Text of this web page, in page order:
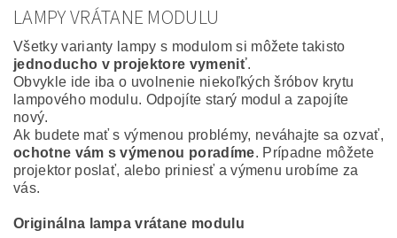
LAMPY VRÁTANE MODULU
Všetky varianty lampy s modulom si môžete takisto
jednoducho v projektore vymeniť.
Obvykle ide iba o uvolnenie niekoľkých šróbov krytu
lampového modulu. Odpojíte starý modul a zapojíte
nový.
Ak budete mať s výmenou problémy, neváhajte sa ozvať,
ochotne vám s výmenou poradíme. Prípadne môžete
projektor poslať, alebo priniesť a výmenu urobíme za
vás.
Originálna lampa vrátane modulu